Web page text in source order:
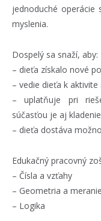
jednoduché operácie
myslenia.
Dospelý sa snaží, aby:
– dieťa získalo nové
– vedie dieťa k
– uplatňuje pri
súčasťou je aj
– dieťa dostáva
Edukačný pracovný
– Čísla a vzťahy
– Geometria a meranie
– Logika